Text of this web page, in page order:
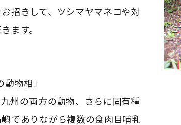
招きして、ツシマヤマネコや対
ます。
物相」
州の両方の動物、さらに固有種
でありながら複数の食肉目哺乳